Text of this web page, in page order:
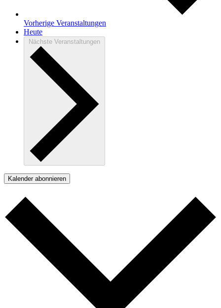
Vorherige Veranstaltungen
Heute
Nächste Veranstaltungen
Kalender abonnieren